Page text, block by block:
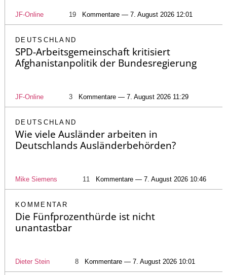
JF-Online 19 Kommentare — 7. August 2026 12:01
DEUTSCHLAND
SPD-Arbeitsgemeinschaft kritisiert
Afghanistanpolitik der Bundesregierung
JF-Online 3 Kommentare — 7. August 2026 11:29
DEUTSCHLAND
Wie viele Ausländer arbeiten in
Deutschlands Ausländerbehörden?
Mike Siemens 11 Kommentare — 7. August 2026 10:46
KOMMENTAR
Die Fünfprozenthürde ist nicht
unantastbar
Dieter Stein 8 Kommentare — 7. August 2026 10:01